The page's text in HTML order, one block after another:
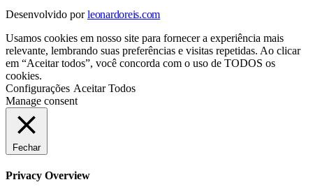
Desenvolvido porleonardoreis.com
Usamos cookies em nosso site para fornecer a experiência mais
relevante, lembrando suas preferências e visitas repetidas. Ao clicar
em “Aceitar todos”, você concorda com o uso de TODOS os
cookies.
Configurações Aceitar Todos
Manage consent
Fechar
Privacy Overview